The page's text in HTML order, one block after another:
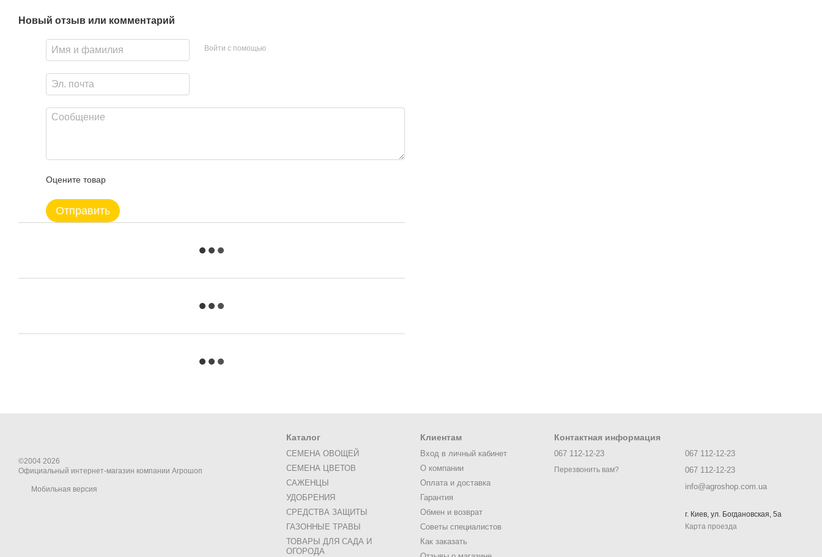
Новый отзыв или комментарий
Войти с помощью
Оцените товар
Отправить
©2004 2026
Официальный интернет-магазин компании Агрошоп
Мобильная версия
Каталог
СЕМЕНА ОВОЩЕЙ
СЕМЕНА ЦВЕТОВ
САЖЕНЦЫ
УДОБРЕНИЯ
СРЕДСТВА ЗАЩИТЫ
ГАЗОННЫЕ ТРАВЫ
ТОВАРЫ ДЛЯ САДА И
ОГОРОДА
Клиентам
Вход в личный кабинет
О компании
Оплата и доставка
Гарантия
Обмен и возврат
Советы специалистов
Как заказать
Контактная информация
067 112-12-23
Перезвонить вам?
067 112-12-23
067 112-12-23
info@agroshop.com.ua
г. Киев, ул. Богдановская, 5а
Карта проезда